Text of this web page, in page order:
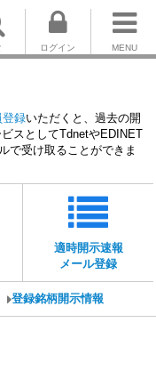
MENU
ログイン
登録いただくと、過去の開
スとしてTdnetやEDINET
で受け取ることができま
適時開示速報
メール登録
登録銘柄開示情報